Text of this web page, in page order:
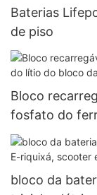
Baterias
de piso
Bloco
fosfato do
Lifepo4
bloco da